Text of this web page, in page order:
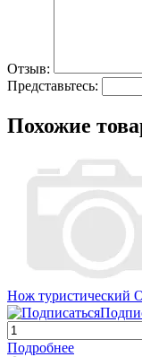
Отзыв:
Представьтесь:
Похожие
Нож туристический
Подробнее